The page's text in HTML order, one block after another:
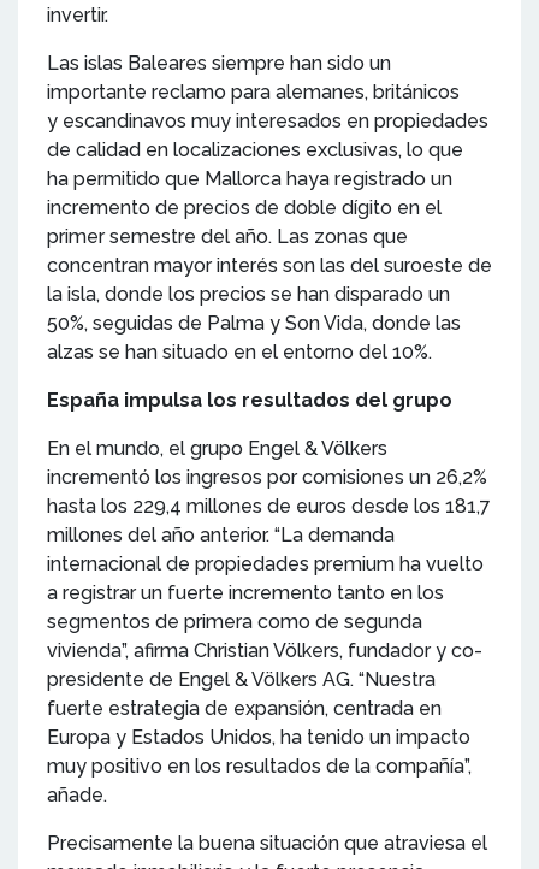
invertir.
Las islas Baleares siempre han sido un
importante reclamo para alemanes, británicos
y escandinavos muy interesados en propiedades
de calidad en localizaciones exclusivas, lo que
ha permitido que Mallorca haya registrado un
incremento de precios de doble dígito en el
primer semestre del año. Las zonas que
concentran mayor interés son las del suroeste de
la isla, donde los precios se han disparado un
50%, seguidas de Palma y Son Vida, donde las
alzas se han situado en el entorno del 10%.
España impulsa los resultados del grupo
En el mundo, el grupo Engel & Völkers
incrementó los ingresos por comisiones un 26,2%
hasta los 229,4 millones de euros desde los 181,7
millones del año anterior. “La demanda
internacional de propiedades premium ha vuelto
a registrar un fuerte incremento tanto en los
segmentos de primera como de segunda
vivienda”, afirma Christian Völkers, fundador y co-
presidente de Engel & Völkers AG. “Nuestra
fuerte estrategia de expansión, centrada en
Europa y Estados Unidos, ha tenido un impacto
muy positivo en los resultados de la compañía”,
añade.
Precisamente la buena situación que atraviesa el